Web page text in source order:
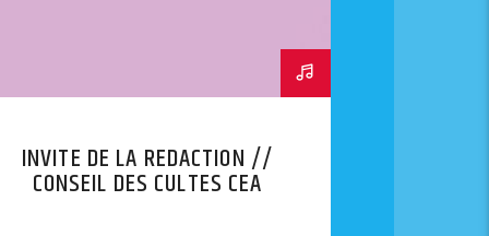
INVITE DE LA REDACTION //
CONSEIL DES CULTES CEA